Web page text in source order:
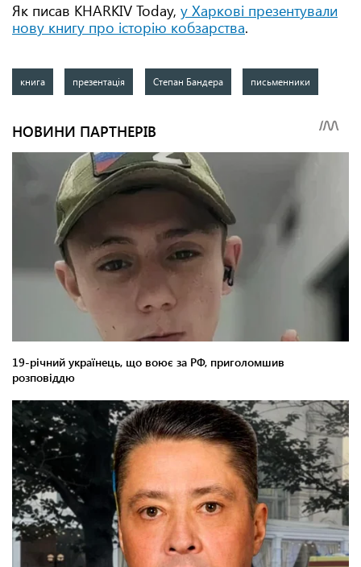
Як писав KHARKIV Today, у Харкові презентували
нову книгу про історію кобзарства.
книга презентація Степан Бандера письменники